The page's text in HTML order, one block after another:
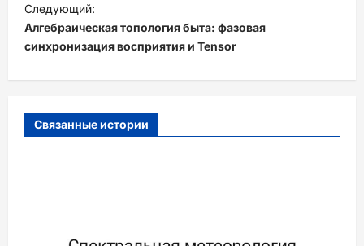
г
а
я
з
Следующий:
Алгебраическая топология быта: фазовая
синхронизация восприятия и Tensor
Связанные истории